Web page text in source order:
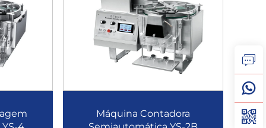
Máquina Contadora